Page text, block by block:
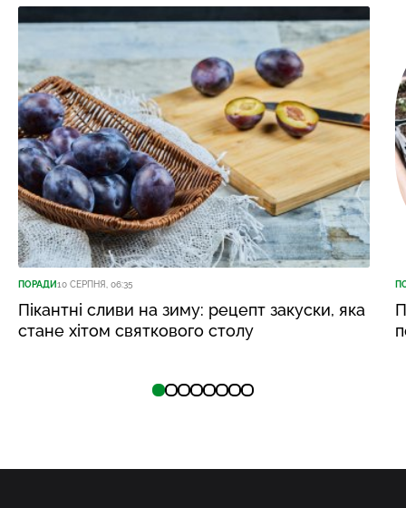
ПОРАДИ10 СЕРПНЯ, 06:35
Пікантні сливи на зиму: рецепт закуски, яка
стане хітом святкового столу